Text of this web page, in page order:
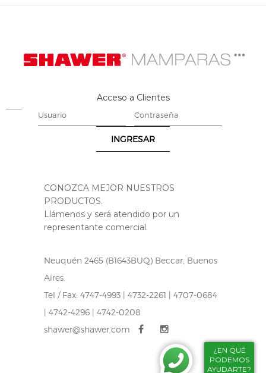
Acceso a Clientes
CONOZCA MEJOR NUESTROS
PRODUCTOS.
Llámenos y será atendido por un
representante comercial.
Neuquén 2465 (B1643BUQ) Beccar, Buenos
Aires.
Tel / Fax: 4747-4993 | 4732-2261 | 4707-0684
| 4742-4296 | 4742-0208
shawer@shawer.com
¿EN QUÉ
PODEMOS
AYUDARTE?
¿EN QUÉ
PODEMOS
AYUDARTE?